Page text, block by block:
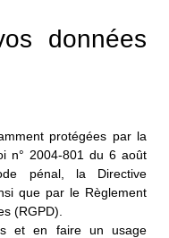
données
protégées par la
n° 2004-801 du 6 août
pénal, la Directive
que par le Règlement
(RGPD).
et en faire un usage